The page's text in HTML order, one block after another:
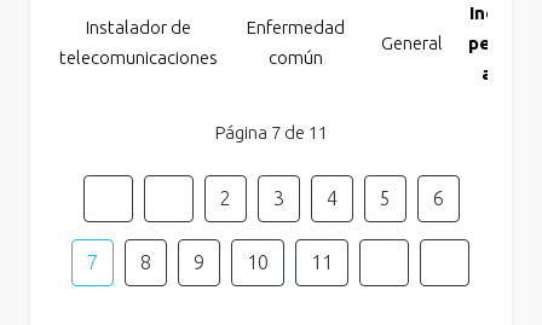
Instalador de
telecomunicaciones
Enfermedad
común
General
Página 7 de 11
2 3 4 5 6
7 8 9 10 11